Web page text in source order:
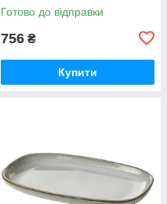
Готово до відправки
756 ₴
Купити